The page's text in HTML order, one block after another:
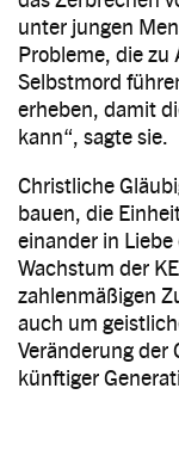
unter jungen
Probleme, die zu
Selbstmord
erheben, damit
kann“, sagte sie.
Christliche
bauen, die
einander in
Wachstum der
zahlenmäßigen
auch um
Veränderung der
künftiger